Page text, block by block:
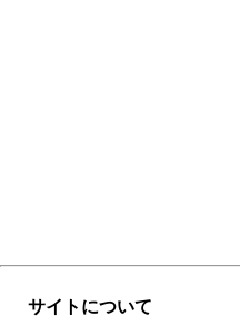
サイトについて